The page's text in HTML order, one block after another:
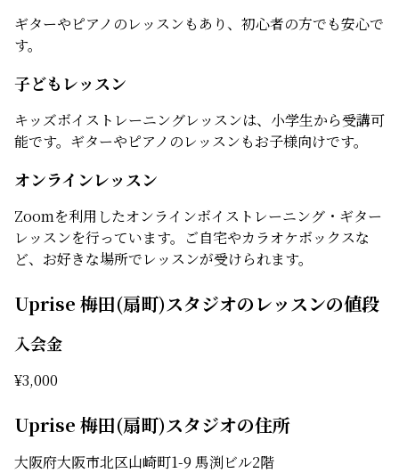
ギターやピアノのレッスンもあり、初心者の方でも安心で
す。
子どもレッスン
キッズボイストレーニングレッスンは、小学生から受講可
能です。ギターやピアノのレッスンもお子様向けです。
オンラインレッスン
Zoomを利用したオンラインボイストレーニング・ギター
レッスンを行っています。ご自宅やカラオケボックスな
ど、お好きな場所でレッスンが受けられます。
Uprise 梅田(扇町)スタジオのレッスンの値段
入会金
¥3,000
Uprise 梅田(扇町)スタジオの住所
大阪府大阪市北区山崎町1-9 馬渕ビル2階